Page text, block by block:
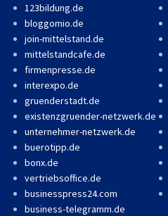
123bildung.de
bloggomio.de
join-mittelstand.de
mittelstandcafe.de
firmenpresse.de
interexpo.de
gruenderstadt.de
existenzgruender-netzwerk.de
unternehmer-netzwerk.de
buerotipp.de
bonx.de
vertriebsoffice.de
businesspress24.com
business-telegramm.de